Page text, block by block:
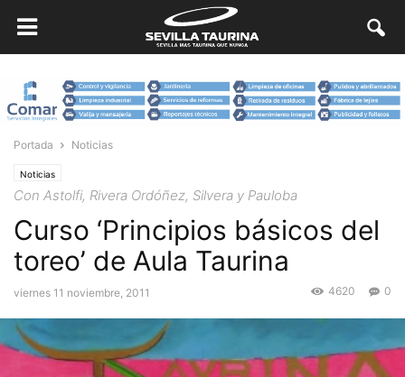
Portada Noticias
Noticias
Con Astolfi, Rivera Ordóñez, Silvera y Pauloba
Curso ‘Principios básicos del
toreo’ de Aula Taurina
viernes 11 noviembre, 2011 0
4620